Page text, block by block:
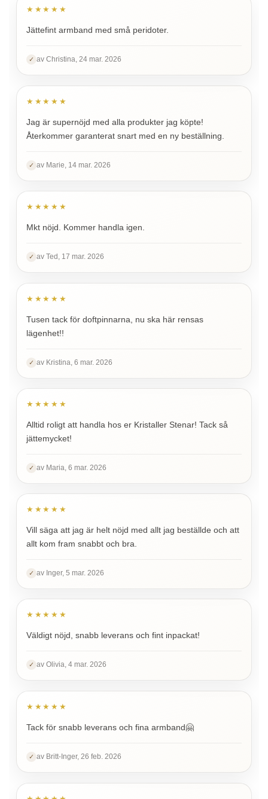
★★★★★
Jättefint armband med små peridoter.
✓ av Christina, 24 mar. 2026
★★★★★
Jag är supernöjd med alla produkter jag köpte!
Återkommer garanterat snart med en ny beställning.
✓ av Marie, 14 mar. 2026
★★★★★
Mkt nöjd. Kommer handla igen.
✓ av Ted, 17 mar. 2026
★★★★★
Tusen tack för doftpinnarna, nu ska här rensas
lägenhet!!
✓ av Kristina, 6 mar. 2026
★★★★★
Alltid roligt att handla hos er Kristaller Stenar! Tack så
jättemycket!
✓ av Maria, 6 mar. 2026
★★★★★
Vill säga att jag är helt nöjd med allt jag beställde och att
allt kom fram snabbt och bra.
✓ av Inger, 5 mar. 2026
★★★★★
Väldigt nöjd, snabb leverans och fint inpackat!
✓ av Olivia, 4 mar. 2026
★★★★★
Tack för snabb leverans och fina armband🤗
✓ av Britt-Inger, 26 feb. 2026